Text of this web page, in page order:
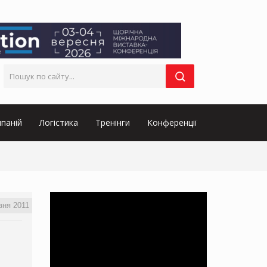
Логістика Тренінги Конференції
2011